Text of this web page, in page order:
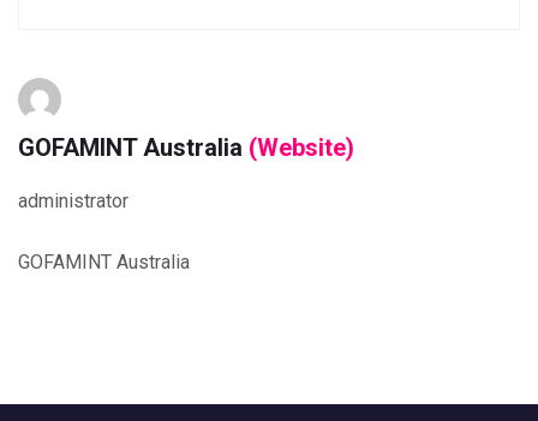
GOFAMINT Australia (Website)
administrator
GOFAMINT Australia